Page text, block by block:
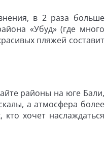
в 2 раза больше
«Убуд» (где много
пляжей составит
районы на юге Бали,
а атмосфера более
хочет наслаждаться